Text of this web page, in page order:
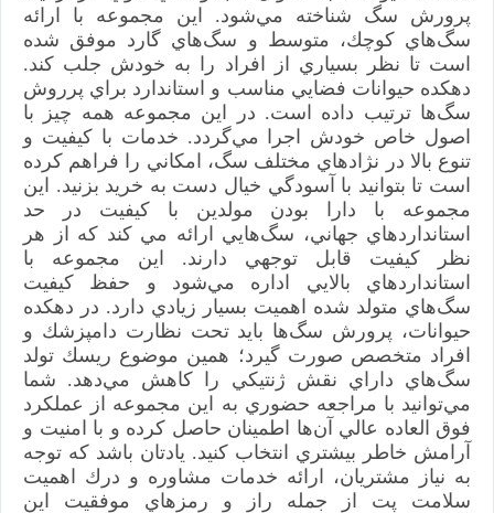
پرورش سگ شناخته مي‌شود. اين مجموعه با ارائه
سگ‌هاي كوچك، متوسط و سگ‌هاي گارد موفق شده
است تا نظر بسياري از افراد را به خودش جلب كند.
دهكده حيوانات فضايي مناسب و استاندارد براي پرروش
سگ‌ها ترتيب داده است. در اين مجموعه همه چيز با
اصول خاص خودش اجرا مي‌گردد. خدمات با كيفيت و
تنوع بالا در نژادهاي مختلف سگ، امكاني را فراهم كرده
است تا بتوانيد با آسودگي خيال دست به خريد بزنيد. اين
مجموعه با دارا بودن مولدين با كيفيت در حد
استانداردهاي جهاني، سگ‌هايي ارائه مي كند كه از هر
نظر كيفيت قابل توجهي دارند. اين مجموعه با
استانداردهاي بالايي اداره مي‌شود و حفظ كيفيت
سگ‌هاي متولد شده اهميت بسيار زيادي دارد. در دهكده
حيوانات، پرورش سگ‌ها بايد تحت نظارت دامپزشك و
افراد متخصص صورت گيرد؛ همين موضوع ريسك تولد
سگ‌هاي داراي نقش ژنتيكي را كاهش مي‌دهد. شما
مي‌توانيد با مراجعه حضوري به اين مجموعه از عملكرد
فوق العاده عالي آن‌ها اطمينان حاصل كرده و با امنيت و
آرامش خاطر بيشتري انتخاب كنيد. يادتان باشد كه توجه
به نياز مشتريان، ارائه خدمات مشاوره و درك اهميت
سلامت پت از جمله راز و رمزهاي موفقيت اين